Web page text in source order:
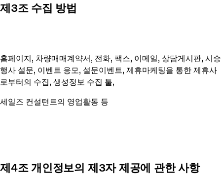
제3조 수집 방법
홈페이지, 차량매매계약서, 전화, 팩스, 이메일, 상담게시판, 시승
행사 설문, 이벤트 응모, 설문이벤트, 제휴마케팅을 통한 제휴사
로부터의 수집, 생성정보 수집 툴,
세일즈 컨설턴트의 영업활동 등
제4조 개인정보의 제3자 제공에 관한 사항